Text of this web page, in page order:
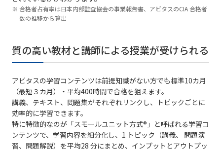
合格者占有率は日本内部監査協会の事業報告書、アビタスのCIA 合格者
数の推移から算出
質の高い教材と講師による授業が受けられる
アビタスの学習コンテンツは前提知識がない方でも標準10カ月
（最短３カ月）・平均400時間で合格を狙えます。
講義、テキスト、問題集がそれぞれリンクし、トピックごとに
効率的に学習できます。
特に特徴的なのが「スモールユニット方式®」と呼ばれる学習コ
ンテンツで、学習内容を細分化し、1 トピック（講義、 問題演
習、問題解説）を平均28 分にまとめ、インプットとアウトプッ